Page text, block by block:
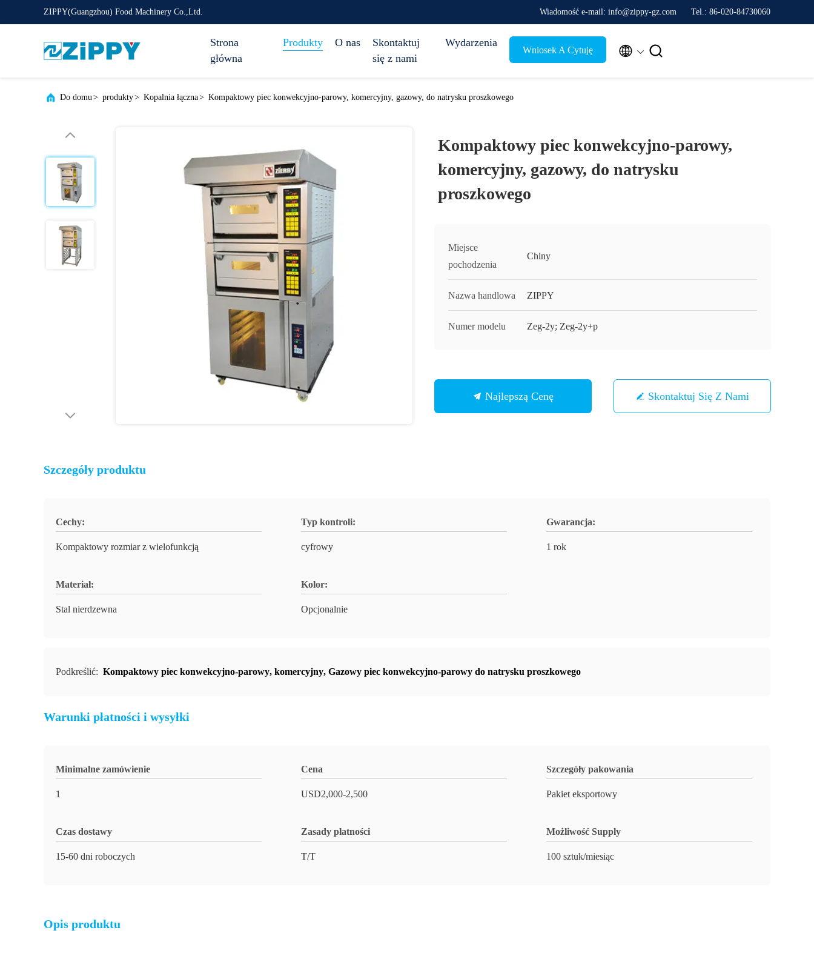
ZIPPY(Guangzhou) Food Machinery Co.,Ltd. Wiadomość e-mail: info@zippy-gz.com Tel.: 86-020-84730060
Strona
główna
Produkty O nas
Skontaktuj
się z nami
Wydarzenia
Wniosek A Cytuję  
Do domu> produkty> Kopalnia łączna> Kompaktowy piec konwekcyjno-parowy, komercyjny, gazowy, do natrysku proszkowego
Kompaktowy piec konwekcyjno-parowy,
komercyjny, gazowy, do natrysku
proszkowego
Miejsce
pochodzenia
Chiny
Nazwa handlowa ZIPPY
Numer modelu Zeg-2y; Zeg-2y+p
Najlepszą Cenę Skontaktuj Się Z Nami
Szczegóły produktu
Cechy:
Kompaktowy rozmiar z wielofunkcją
Typ kontroli:
cyfrowy
Gwarancja:
1 rok
Materiał:
Stal nierdzewna
Kolor:
Opcjonalnie
Podkreślić: Kompaktowy piec konwekcyjno-parowy, komercyjny, Gazowy piec konwekcyjno-parowy do natrysku proszkowego
Warunki płatności i wysyłki
Minimalne zamówienie
1
Cena
USD2,000-2,500
Szczegóły pakowania
Pakiet eksportowy
Czas dostawy
15-60 dni roboczych
Zasady płatności
T/T
Możliwość Supply
100 sztuk/miesiąc
Opis produktu